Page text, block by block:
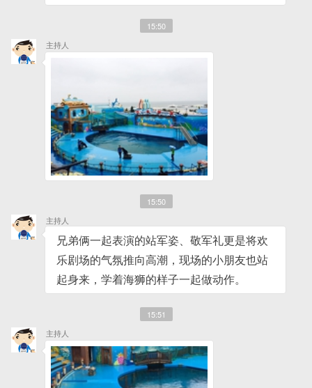
15:50
主持人
15:50
主持人
兄弟俩一起表演的站军姿、敬军礼更是将欢
乐剧场的气氛推向高潮，现场的小朋友也站
起身来，学着海狮的样子一起做动作。
15:51
主持人